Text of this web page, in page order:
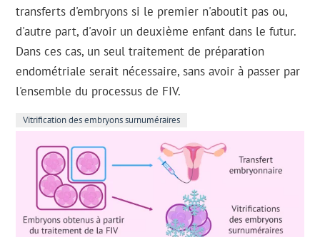
transferts d'embryons si le premier n'aboutit pas ou,
d'autre part, d'avoir un deuxième enfant dans le futur.
Dans ces cas, un seul traitement de préparation
endométriale serait nécessaire, sans avoir à passer par
l'ensemble du processus de FIV.
Vitrification des embryons surnuméraires